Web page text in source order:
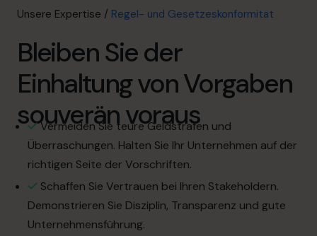
Unsere CFOs
Über uns
Teil des Teams werden
Vereinbaren Sie ein Kennenlerngespräch
+49 69 66 55 42 28
info.de@cfocentre.com
Unsere Expertise / Regel- und Gesetzeskonformität
Bleiben Sie der
Einhaltung von Vorgaben
souverän voraus
Vermeiden Sie teure Geldstrafen und
Überraschungen. Halten Sie Ihr Unternehmen auf der
richtigen Seite der Vorschriften.
Schaffen Sie Vertrauen bei Ihren Stakeholdern.
Demonstrieren Sie Disziplin, Transparenz und gute
Unternehmensführung.